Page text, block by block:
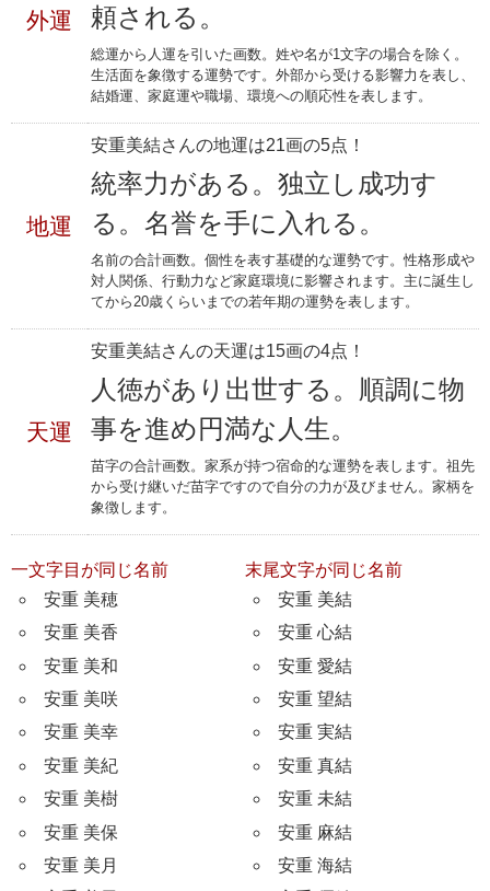
外運
頼される。
総運から人運を引いた画数。姓や名が1文字の場合を除く。
生活面を象徴する運勢です。外部から受ける影響力を表し、
結婚運、家庭運や職場、環境への順応性を表します。
地運
安重美結さんの地運は21画の5点！
統率力がある。独立し成功す
る。名誉を手に入れる。
名前の合計画数。個性を表す基礎的な運勢です。性格形成や
対人関係、行動力など家庭環境に影響されます。主に誕生し
てから20歳くらいまでの若年期の運勢を表します。
天運
安重美結さんの天運は15画の4点！
人徳があり出世する。順調に物
事を進め円満な人生。
苗字の合計画数。家系が持つ宿命的な運勢を表します。祖先
から受け継いだ苗字ですので自分の力が及びません。家柄を
象徴します。
一文字目が同じ名前
安重 美穂
安重 美香
安重 美和
安重 美咲
安重 美幸
安重 美紀
安重 美樹
安重 美保
安重 美月
末尾文字が同じ名前
安重 美結
安重 心結
安重 愛結
安重 望結
安重 実結
安重 真結
安重 未結
安重 麻結
安重 海結